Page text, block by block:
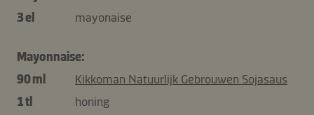
3 el
mayonaise
Mayonnaise:
90 ml
Kikkoman Natuurlijk Gebrouwen Sojasaus
1 tl
honing